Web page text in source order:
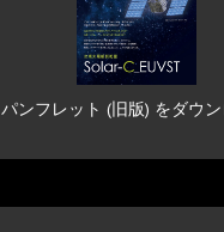
パンフレット (旧版) をダウ